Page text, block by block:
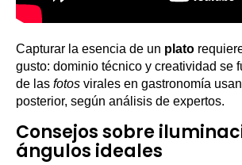
Capturar la esencia de un plato
gusto: dominio técnico y creatividad se
de las fotos virales en gastronomía
posterior, según análisis de expertos.
Consejos sobre
ángulos ideales